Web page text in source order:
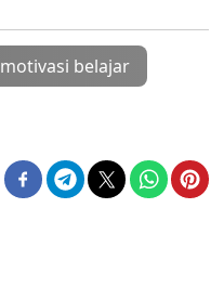
motivasi belajar